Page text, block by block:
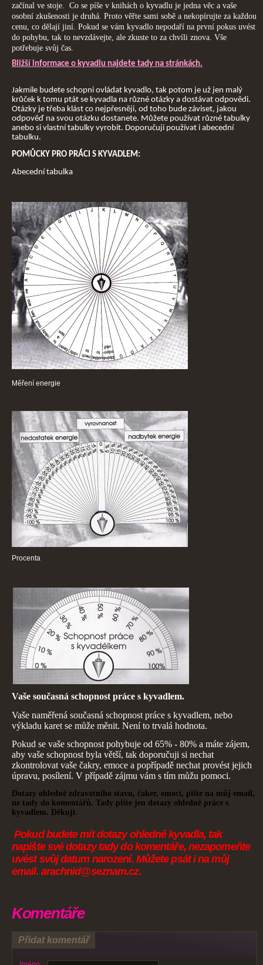
začínal ve stoje. Co se píše v knihách o kyvadlu je jedna věc a vaše
osobní zkušenosti je druhá. Proto věřte sami sobě a nekopírujte za každou
cenu, co dělají jiní. Pokud se vám kyvadlo nepodaří na první pokus uvést
do pohybu, tak to nevzdávejte, ale zkuste to za chvíli znova. Vše
potřebuje svůj čas.
Bližší informace o kyvadlu najdete tady na stránkách.
Jakmile budete schopni ovládat kyvadlo, tak potom je už jen malý
krůček k tomu ptát se kyvadla na různé otázky a dostávat odpovědi.
Otázky je třeba klást co nejpřesněji, od toho bude záviset, jakou
odpověď na svou otázku dostanete. Můžete používat různé tabulky
anebo si vlastní tabulky vyrobit. Doporučuji používat i abecední
tabulku.
POMŮCKY PRO PRÁCI S KYVADLEM:
Abecední tabulka
Měření energie
Procenta
Vaše současná schopnost práce s kyvadlem.
Vaše naměřená současná schopnost práce s kyvadlem, nebo
výkladu karet se může měnit. Není to trvalá hodnota.
Pokud se vaše schopnost pohybuje od 65% - 80% a máte zájem,
aby vaše schopnost byla větší, tak doporučuji si nechat
zkontrolovat vaše čakry, emoce a popřípadě nechat provést jejich
úpravu, posílení. V případě zájmu vám s tím můžu pomoci.
Dotazy ohledně zdravotního stavu, čaker, emocí, pište na můj email,
ne tady do komentářů. Tady pište jen dotazy ohledně práce s
kyvadlem. Děkuji.
Pokud budete mít dotazy ohledně kyvadla, tak
napište své dotazy tady do komentáře, nezapomeňte
uvést svůj datum narození. Můžete psát i na můj
email. arachnid@seznam.cz.
Komentáře
Přidat komentář